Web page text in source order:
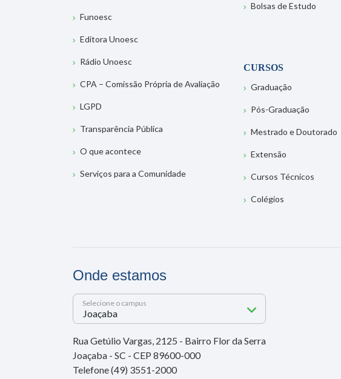
Funoesc
Editora Unoesc
Rádio Unoesc
CPA – Comissão Própria de Avaliação
LGPD
Transparência Pública
O que acontece
Serviços para a Comunidade
Bolsas de Estudo
CURSOS
Graduação
Pós-Graduação
Mestrado e Doutorado
Extensão
Cursos Técnicos
Colégios
Onde estamos
Selecione o campus
Rua Getúlio Vargas, 2125 - Bairro Flor da Serra
Joaçaba - SC - CEP 89600-000
Telefone (49) 3551-2000